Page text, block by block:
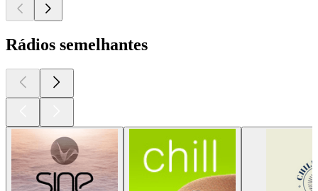
Rádios semelhantes